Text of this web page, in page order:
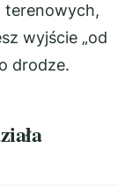
terenowych,
wyjście „od
drodze.